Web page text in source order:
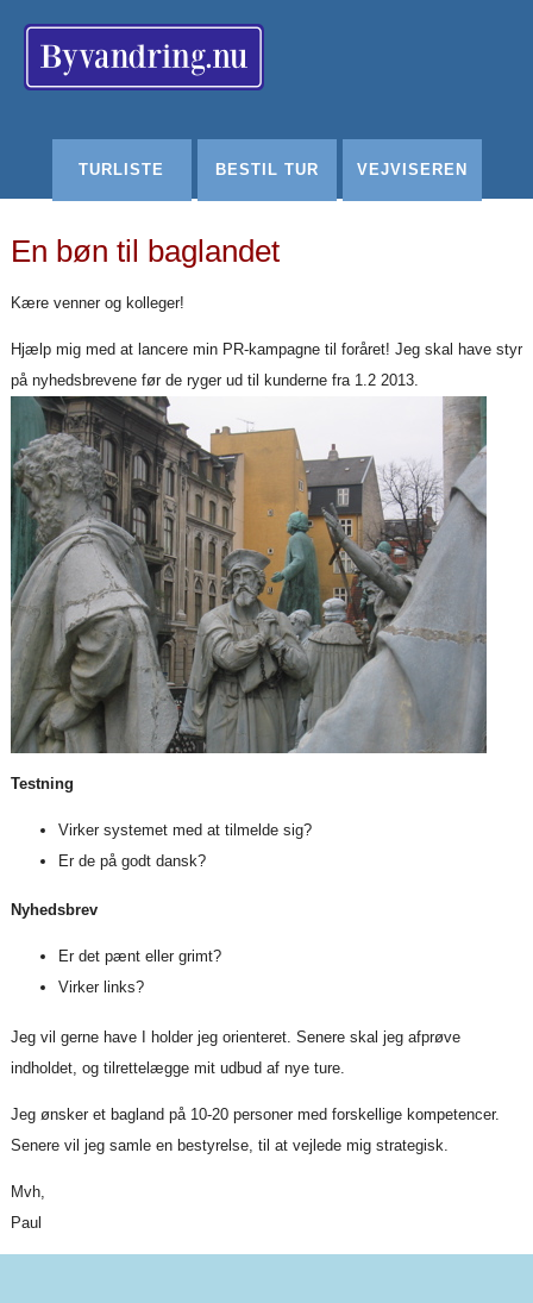
TURLISTE BESTIL TUR VEJVISEREN
En bøn til baglandet
Kære venner og kolleger!
Hjælp mig med at lancere min PR-kampagne til foråret! Jeg skal have styr
på nyhedsbrevene før de ryger ud til kunderne fra 1.2 2013.
Testning
Virker systemet med at tilmelde sig?
Er de på godt dansk?
Nyhedsbrev
Er det pænt eller grimt?
Virker links?
Jeg vil gerne have I holder jeg orienteret. Senere skal jeg afprøve
indholdet, og tilrettelægge mit udbud af nye ture.
Jeg ønsker et bagland på 10-20 personer med forskellige kompetencer.
Senere vil jeg samle en bestyrelse, til at vejlede mig strategisk.
Mvh,
Paul